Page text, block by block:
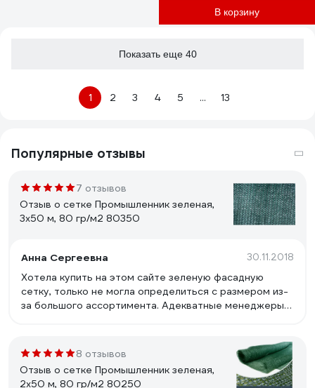
В корзину
Показать еще 40
1 2 3 4 5 ... 13
Популярные отзывы
7 отзывов
Отзыв о сетке Промышленник зеленая,
3х50 м, 80 гр/м2 80350
Анна Сергеевна 30.11.2018
Хотела купить на этом сайте зеленую фасадную
сетку, только не могла определиться с размером из-
за большого ассортимента. Адекватные менеджеры
где-то за 4 дня она была уже у меня, спасибо!!
8 отзывов
Отзыв о сетке Промышленник зеленая,
2х50 м, 80 гр/м2 80250